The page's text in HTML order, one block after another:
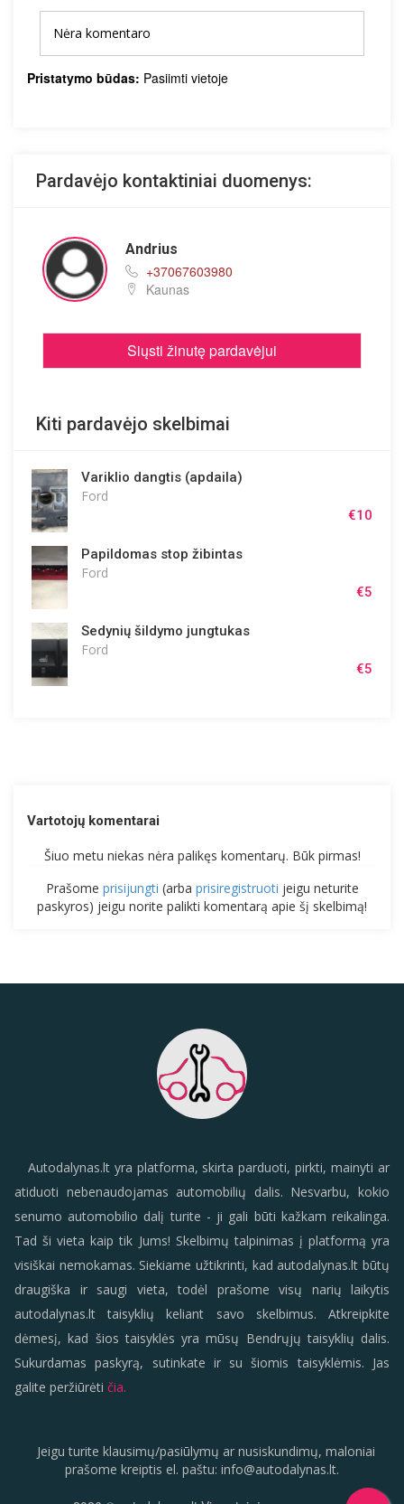
Nėra komentaro
Pristatymo būdas: Pasiimti vietoje
Pardavėjo kontaktiniai duomenys:
Andrius
+37067603980
Kaunas
Siųsti žinutę pardavėjui
Kiti pardavėjo skelbimai
Variklio dangtis (apdaila)
Ford
€10
Papildomas stop žibintas
Ford
€5
Sedynių šildymo jungtukas
Ford
€5
Vartotojų komentarai
Šiuo metu niekas nėra palikęs komentarų. Būk pirmas!
Prašome prisijungti (arba prisiregistruoti jeigu neturite
paskyros) jeigu norite palikti komentarą apie šį skelbimą!
Autodalynas.lt yra platforma, skirta parduoti, pirkti, mainyti ar
atiduoti nebenaudojamas automobilių dalis. Nesvarbu, kokio
senumo automobilio dalį turite - ji gali būti kažkam reikalinga.
Tad ši vieta kaip tik Jums! Skelbimų talpinimas į platformą yra
visiškai nemokamas. Siekiame užtikrinti, kad autodalynas.lt būtų
draugiška ir saugi vieta, todėl prašome visų narių laikytis
autodalynas.lt taisyklių keliant savo skelbimus. Atkreipkite
dėmesį, kad šios taisyklės yra mūsų Bendrųjų taisyklių dalis.
Sukurdamas paskyrą, sutinkate ir su šiomis taisyklėmis. Jas
galite peržiūrėti čia.
Jeigu turite klausimų/pasiūlymų ar nusiskundimų, maloniai
prašome kreiptis el. paštu: info@autodalynas.lt.